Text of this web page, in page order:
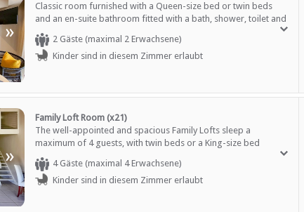
Service
Parkplatz (abseits der
Empfang (24 Stunden)
»
Classic room furnished with a Queen-size bed or twin beds
and an en-suite bathroom fitted with a bath, shower, toilet and
basin. The rooms offer comfort and luxury with breathtaking
views overlooking Lake Jozini. All rooms at the lodge are fully
air conditioned. Other in-room amenities include tea and
2 Gäste (maximal 2 Erwachsene)
Kinder sind in diesem Zimmer erlaubt
»
Family Loft Room (x21)
The well-appointed and spacious Family Lofts sleep a
maximum of 4 guests, with twin beds or a King-size bed
downstairs and an upstairs bedroom offering twin beds. The
en-suite bathroom features both a bath and shower and, as is
true of all of our rooms, the private balconies overlook the
4 Gäste (maximal 4 Erwachsene)
Kinder sind in diesem Zimmer erlaubt